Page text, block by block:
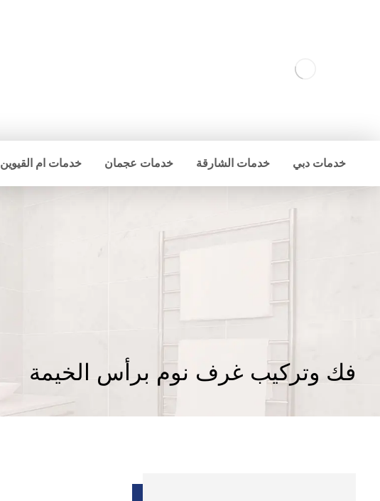
خدمات دبي خدمات الشارقة خدمات عجمان خدمات ام القيوين
فك وتركيب غرف نوم برأس الخيمة